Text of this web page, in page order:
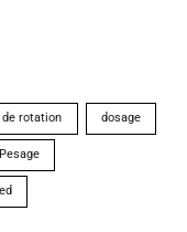
rotation dosage
Pesage